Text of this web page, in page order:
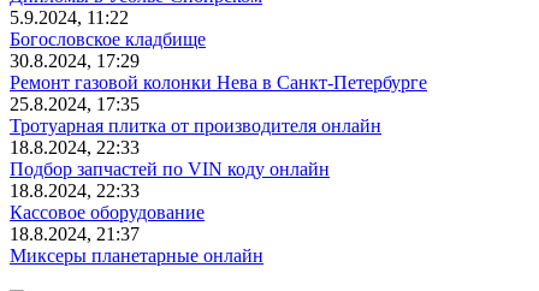
5.9.2024, 11:22
Богословское кладбище
30.8.2024, 17:29
Ремонт газовой колонки Нева в Санкт-Петербурге
25.8.2024, 17:35
Тротуарная плитка от производителя онлайн
18.8.2024, 22:33
Подбор запчастей по VIN коду онлайн
18.8.2024, 22:33
Кассовое оборудование
18.8.2024, 21:37
Миксеры планетарные онлайн